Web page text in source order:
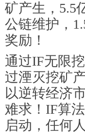
矿产生，5.5
公链维护，
奖励！
通过IF无限
过湮灭挖矿
以逆转经济
难求！IF算
启动，任何